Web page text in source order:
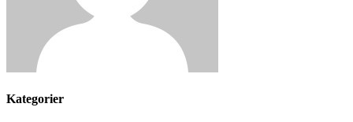
Kategorier